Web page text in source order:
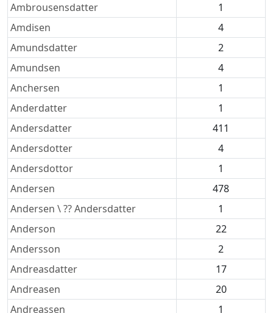
Ambrousensdatter
1
Amdisen
4
Amundsdatter
2
Amundsen
4
Anchersen
1
Anderdatter
1
Andersdatter
411
Andersdotter
4
Andersdottor
1
Andersen
478
Andersen \ ?? Andersdatter
1
Anderson
22
Andersson
2
Andreasdatter
17
Andreasen
20
Andreassen
1